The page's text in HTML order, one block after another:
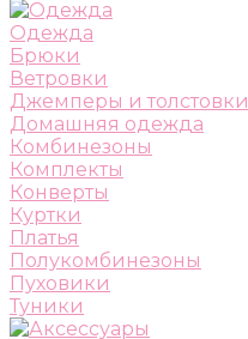
Одежда
Брюки
Ветровки
Джемперы и толстовки
Домашняя одежда
Комбинезоны
Комплекты
Конверты
Куртки
Платья
Полукомбинезоны
Пуховики
Туники